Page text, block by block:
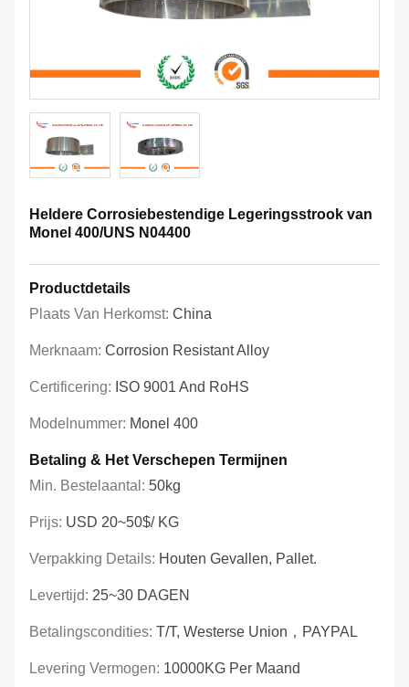
Heldere Corrosiebestendige Legeringsstrook van
Monel 400/UNS N04400
Productdetails
Plaats Van Herkomst: China
Merknaam: Corrosion Resistant Alloy
Certificering: ISO 9001 And RoHS
Modelnummer: Monel 400
Betaling & Het Verschepen Termijnen
Min. Bestelaantal: 50kg
Prijs: USD 20~50$/ KG
Verpakking Details: Houten Gevallen, Pallet.
Levertijd: 25~30 DAGEN
Betalingscondities: T/T, Westerse Union，PAYPAL
Levering Vermogen: 10000KG Per Maand